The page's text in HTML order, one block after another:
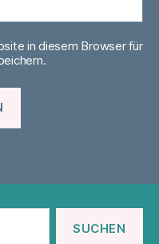
in diesem Browser für